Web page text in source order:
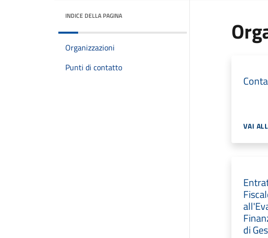
INDICE DELLA PAGINA
Organizzazioni
Punti di contatto
VAI
di